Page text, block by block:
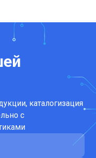
каталогизация
с